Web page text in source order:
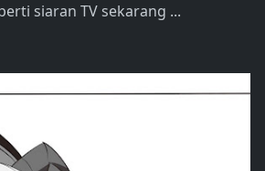
siaran TV sekarang ...